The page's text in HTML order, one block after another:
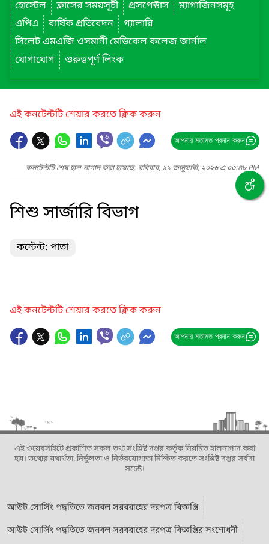
হোস্টেল
ক্লাসের সময়সূচী প্রসপেক্টাস
ম্যাগাজিনসমূহ
এপিএ
বার্ষিক প্রতিবেদন
গ্যালারি
সিলেট এমএজি ওসমানী মেডিকেল কলেজ জার্নাল
যোগাযোগ
গুরুত্বপূর্ণ লিংক
এই কনটেন্টটি শেয়ার করতে ক্লিক করুন
আপনার মতামত প্রদান করুন
কনটেন্টটি শেষ হাল-নাগাদ করা হয়েছে: রবিবার, ১১ জানুয়ারী, ২০২৬ এ ০৩:৪৮ PM
শিশু সার্জারি বিভাগ
কন্টেন্ট: পাতা
এই কনটেন্টটি শেয়ার করতে ক্লিক করুন
আপনার মতামত প্রদান করুন
এই ওয়েবসাইটে প্রকাশিত সকল তথ্য সংশ্লিষ্ট দপ্তর কর্তৃক নিয়মিত হালনাগাদ করা
হয়। তথ্যের যথার্থতা, নির্ভুলতা ও নির্ভরযোগ্যতা নিশ্চিত করতে সংশ্লিষ্ট দপ্তর সর্বদা
সচেষ্ট।
আউট সোর্সিং পদ্বতিতে জনবল সরবরাহের দরপত্র বিজ্ঞপ্তি
আউট সোর্সিং পদ্বতিতে জনবল সরবরাহের দরপত্র বিজ্ঞপ্তির সংশোধনী